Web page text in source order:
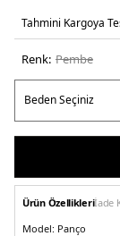
Tahmini Kargoya
Renk: pembe
Ürün Özellikleriİade
Model: Panço